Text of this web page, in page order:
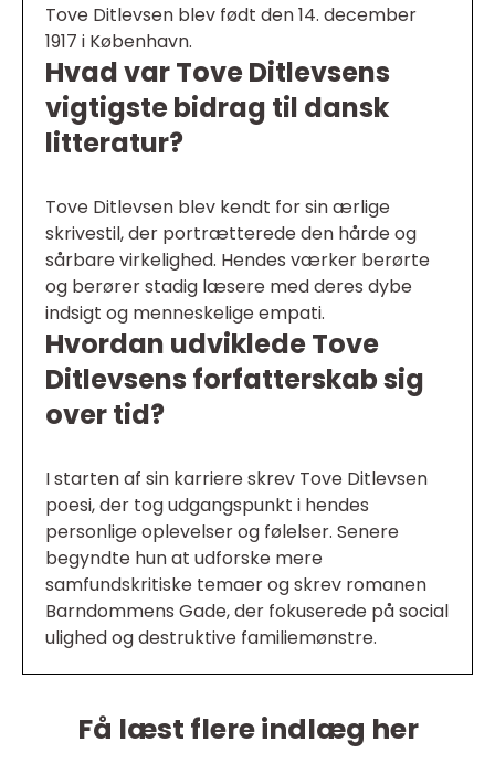
Tove Ditlevsen blev født den 14. december
1917 i København.
Hvad var Tove Ditlevsens
vigtigste bidrag til dansk
litteratur?
Tove Ditlevsen blev kendt for sin ærlige
skrivestil, der portrætterede den hårde og
sårbare virkelighed. Hendes værker berørte
og berører stadig læsere med deres dybe
indsigt og menneskelige empati.
Hvordan udviklede Tove
Ditlevsens forfatterskab sig
over tid?
I starten af sin karriere skrev Tove Ditlevsen
poesi, der tog udgangspunkt i hendes
personlige oplevelser og følelser. Senere
begyndte hun at udforske mere
samfundskritiske temaer og skrev romanen
Barndommens Gade, der fokuserede på social
ulighed og destruktive familiemønstre.
Få læst flere indlæg her